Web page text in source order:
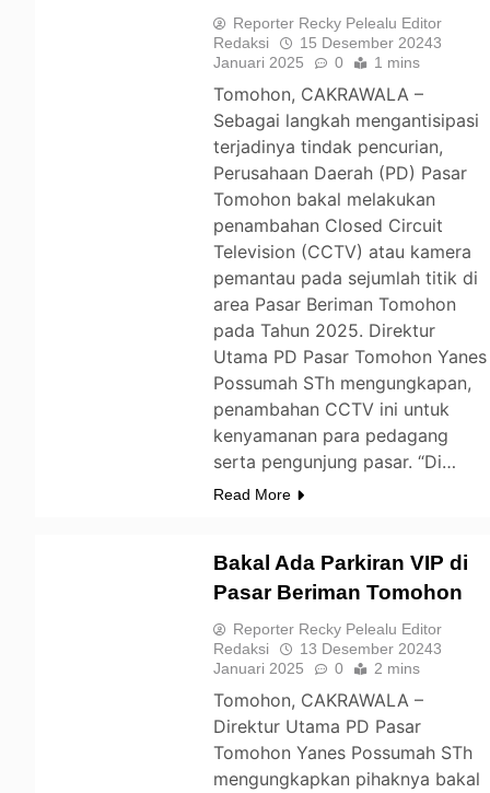
Reporter Recky Pelealu Editor
Redaksi
15 Desember 20243
Januari 2025
0 1 mins
Tomohon, CAKRAWALA –
Sebagai langkah mengantisipasi
terjadinya tindak pencurian,
Perusahaan Daerah (PD) Pasar
Tomohon bakal melakukan
penambahan Closed Circuit
Television (CCTV) atau kamera
pemantau pada sejumlah titik di
area Pasar Beriman Tomohon
pada Tahun 2025. Direktur
Utama PD Pasar Tomohon Yanes
Possumah STh mengungkapan,
penambahan CCTV ini untuk
kenyamanan para pedagang
serta pengunjung pasar. “Di…
Read More
Bakal Ada Parkiran VIP di
Pasar Beriman Tomohon
Reporter Recky Pelealu Editor
Redaksi
13 Desember 20243
Januari 2025
0 2 mins
Tomohon, CAKRAWALA –
Direktur Utama PD Pasar
Tomohon Yanes Possumah STh
mengungkapkan pihaknya bakal